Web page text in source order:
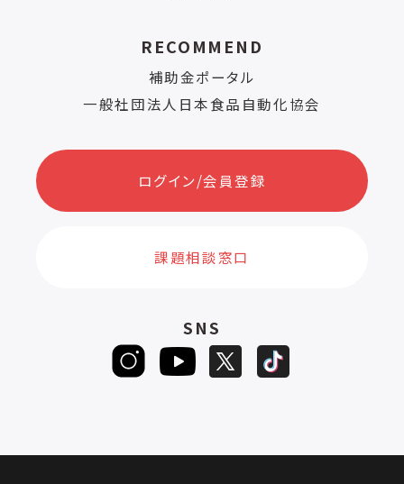
RECOMMEND
補助金ポータル
一般社団法人日本食品自動化協会
ログイン/会員登録
課題相談窓口
SNS